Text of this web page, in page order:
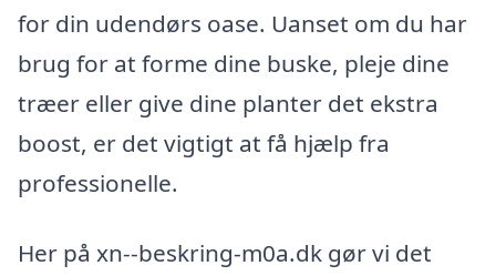
for din udendørs oase. Uanset om du har
brug for at forme dine buske, pleje dine
træer eller give dine planter det ekstra
boost, er det vigtigt at få hjælp fra
professionelle.
Her på xn--beskring-m0a.dk gør vi det